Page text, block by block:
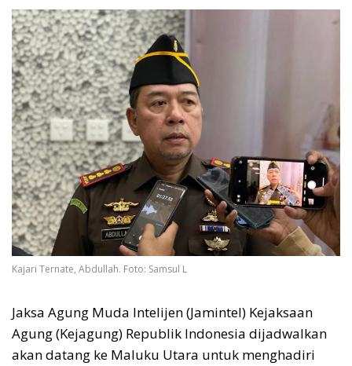
Kajari Ternate, Abdullah. Foto: Samsul L
Jaksa Agung Muda Intelijen (Jamintel) Kejaksaan
Agung (Kejagung) Republik Indonesia dijadwalkan
akan datang ke Maluku Utara untuk menghadiri